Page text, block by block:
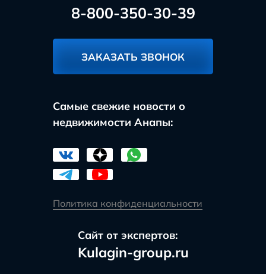
8-800-350-30-39
ЗАКАЗАТЬ ЗВОНОК
Самые свежие новости о
недвижимости Анапы:
Политика конфиденциальности
Сайт от экспертов:
Kulagin-group.ru